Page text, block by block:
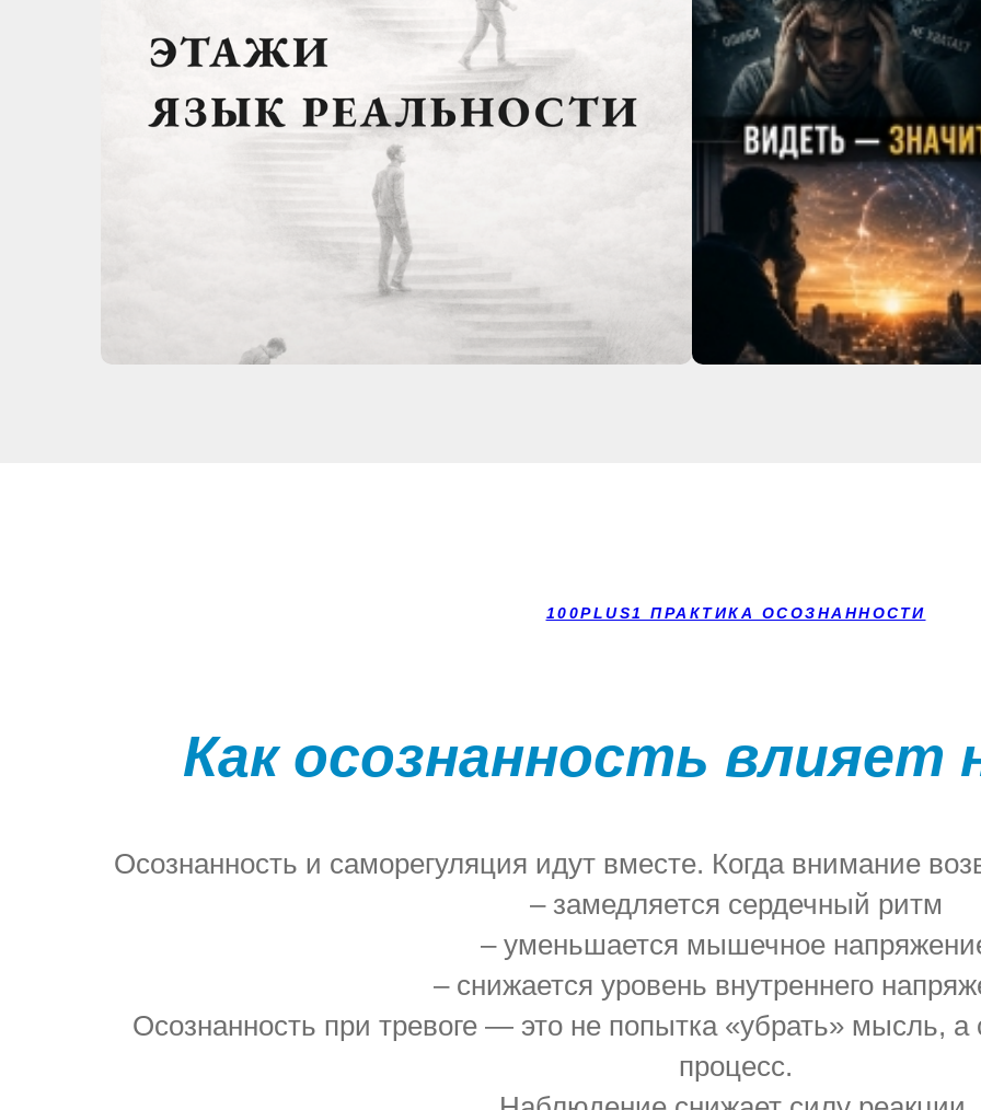
100PLUS1 ПРАКТИКА ОСОЗНАННОСТИ
Как осознанность влияет
Осознанность и саморегуляция идут вместе. Когда внимание
– замедляется сердечный ритм
– уменьшается мышечное
– снижается уровень внутреннего
Осознанность при тревоге — это не попытка «убрать» мысль, а
процесс.